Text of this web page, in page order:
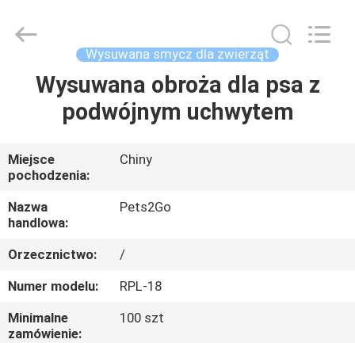
DOM
O
NAS
WYCIECZKA
PO
FABRYCE
Trading
Co.Ltd.
Wysuwana smycz dla zwierząt
Wysuwana obroża dla psa z
podwójnym uchwytem
Miejsce
pochodzenia:
Chiny
Nazwa
handlowa:
Pets2Go
Orzecznictwo:
/
Numer modelu:
RPL-18
Minimalne
zamówienie:
100 szt